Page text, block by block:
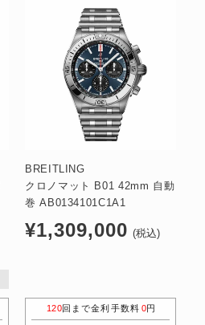
BREITLING
クロノマット B01 42mm 自動
巻 AB0134101C1A1
通
¥1,309,000 (税込)
120回まで金利手数料 0円